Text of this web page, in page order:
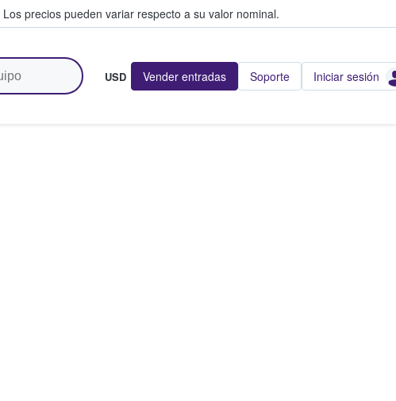
Los precios pueden variar respecto a su valor nominal.
USD Vender entradas Soporte Iniciar sesión